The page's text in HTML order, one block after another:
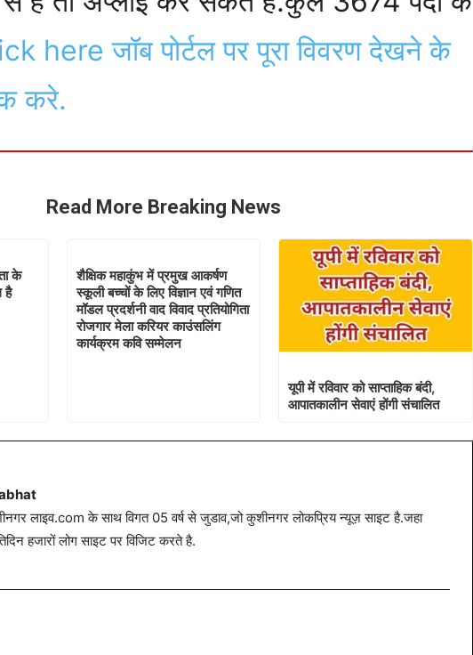
here जॉब पोर्टल पर पूरा विवरण देखने के
करे.
Read More Breaking News
के
है
शैक्षिक महाकुंभ में प्रमुख आकर्षण
स्कूली बच्चों के लिए विज्ञान एवं गणित
मॉडल प्रदर्शनी वाद विवाद प्रतियोगिता
रोजगार मेला करियर काउंसलिंग
कार्यक्रम कवि सम्मेलन
यूपी में रविवार को साप्ताहिक बंदी,
आपातकालीन सेवाएं होंगी संचालित
लाइव.com के साथ विगत 05 वर्ष से जुडाव,जो कुशीनगर लोकप्रिय न्यूज़ साइट है.जहा
हजारों लोग साइट पर विजिट करते है.